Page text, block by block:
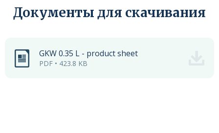
Документы для скачивания
GKW 0.35 L - product sheet
PDF • 423.8 KB